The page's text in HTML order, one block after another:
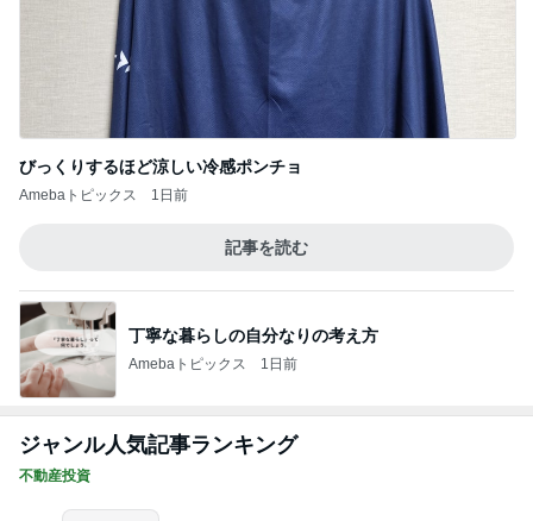
Amebaトピックス 1日前
ジャンル人気記事ランキング
嫁が急に運転したいと言い出しましたのお話
理 令和編
2
本気のリノベーション ひなた
3
【ハワイ】海外でのドライブとコオリナでお
買い物♢